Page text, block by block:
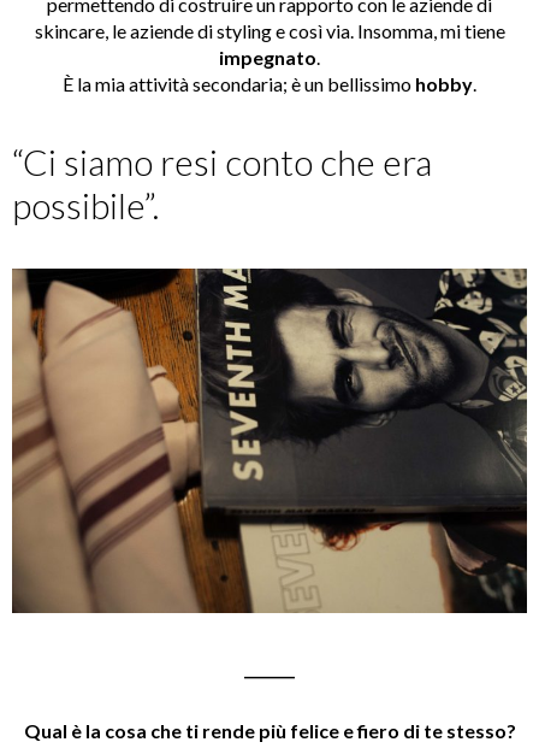
permettendo di costruire un rapporto con le aziende di
skincare, le aziende di styling e così via. Insomma, mi tiene
impegnato.
È la mia attività secondaria; è un bellissimo hobby.
“Ci siamo resi conto che era
possibile”.
Qual è la cosa che ti rende più felice e fiero di te stesso?